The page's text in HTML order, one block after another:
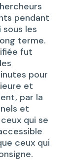
pendant
les
terme.
fut
pour
et
par la
et
qui se
ceux qui